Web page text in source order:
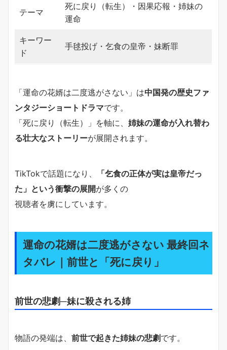
テーマ
死に戻り（転生）・因果応報・姉妹の
運命
キーワー
ド
手毬投げ・乞食の皇帝・妹断罪
「運命の花婿は二度逃がさない」は中国発の歴史ファ
ンタジーショートドラマです。
「死に戻り（転生）」を軸に、 姉妹の運命が入れ替わ
る壮大なストーリーが展開されます。
TikTokで話題になり、
「乞食の正体が実は皇帝だっ
た」という衝撃の展開が多くの
視聴者を虜にしています。
運命の花婿は二度逃がさない 最終回ネ
タバレ｜前世と「死に戻り」
前世の悲劇─妹に殺される姉
物語の発端は、 前世で起きた姉妹の悲劇です。